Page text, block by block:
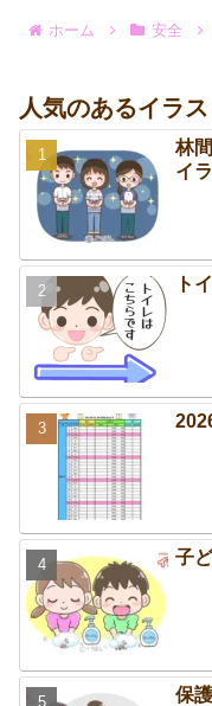
ホーム 安全
人気のあるイラス
林
イ
ト
子
保